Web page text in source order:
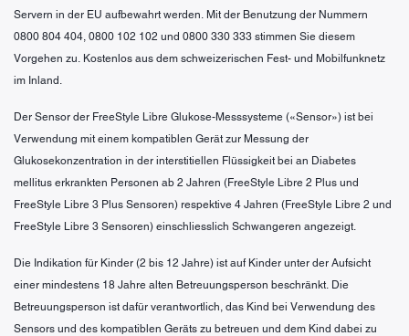
Servern in der EU aufbewahrt werden. Mit der Benutzung der Nummern
0800 804 404, 0800 102 102 und 0800 330 333 stimmen Sie diesem
Vorgehen zu. Kostenlos aus dem schweizerischen Fest- und Mobilfunknetz
im Inland.
Der Sensor der FreeStyle Libre Glukose-Messsysteme («Sensor») ist bei
Verwendung mit einem kompatiblen Gerät zur Messung der
Glukosekonzentration in der interstitiellen Flüssigkeit bei an Diabetes
mellitus erkrankten Personen ab 2 Jahren (FreeStyle Libre 2 Plus und
FreeStyle Libre 3 Plus Sensoren) respektive 4 Jahren (FreeStyle Libre 2 und
FreeStyle Libre 3 Sensoren) einschliesslich Schwangeren angezeigt.
Die Indikation für Kinder (2 bis 12 Jahre) ist auf Kinder unter der Aufsicht
einer mindestens 18 Jahre alten Betreuungsperson beschränkt. Die
Betreuungsperson ist dafür verantwortlich, das Kind bei Verwendung des
Sensors und des kompatiblen Geräts zu betreuen und dem Kind dabei zu